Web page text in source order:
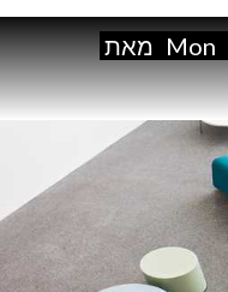
Mon מאת